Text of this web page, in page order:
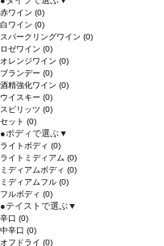
赤ワイン (0)
白ワイン (0)
スパークリングワイン (0)
ロゼワイン (0)
オレンジワイン (0)
ブランデー (0)
酒精強化ワイン (0)
ウイスキー (0)
スピリッツ (0)
セット (0)
●ボディで選ぶ▼
ライトボディ (0)
ライトミディアム (0)
ミディアムボディ (0)
ミディアムフル (0)
フルボディ (0)
●テイストで選ぶ▼
辛口 (0)
中辛口 (0)
オフドライ (0)